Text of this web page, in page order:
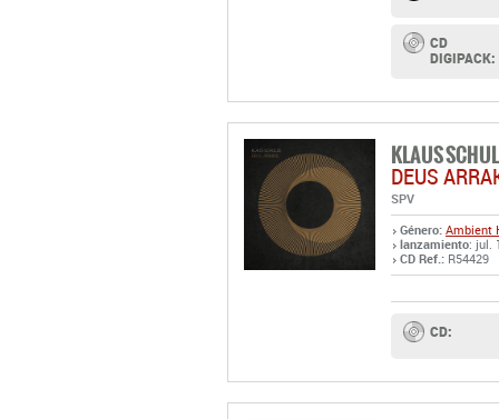
CD
DIGIPACK:
KLAUS
DEUS
SPV
Género: Ambient
lanzamiento: jul.
CD Ref.: R54429
CD: